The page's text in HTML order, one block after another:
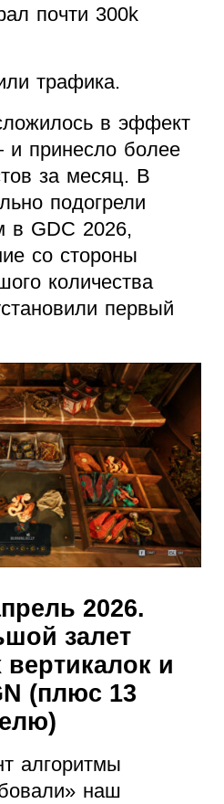
почти 300k
трафика.
в эффект
принесло более
за месяц. В
подогрели
в GDC 2026,
со стороны
количества
первый
2026.
залет
и
(плюс 13
алгоритмы
наш